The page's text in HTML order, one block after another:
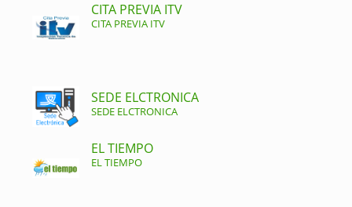
CITA PREVIA ITV
CITA PREVIA ITV
SEDE ELCTRONICA
SEDE ELCTRONICA
EL TIEMPO
EL TIEMPO